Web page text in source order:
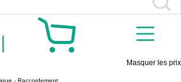
Masquer les prix
- Raccordement